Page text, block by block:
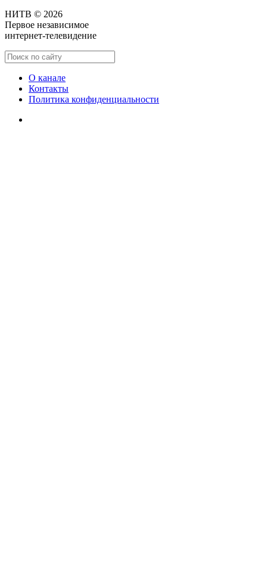
НИТВ © 2026
Первое независимое
интернет-телевидение
О канале
Контакты
Политика конфиденциальности